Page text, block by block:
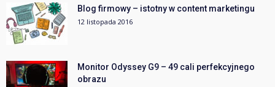
Blog firmowy – istotny w content marketingu
12 listopada 2016
Monitor Odyssey G9 – 49 cali perfekcyjnego
obrazu